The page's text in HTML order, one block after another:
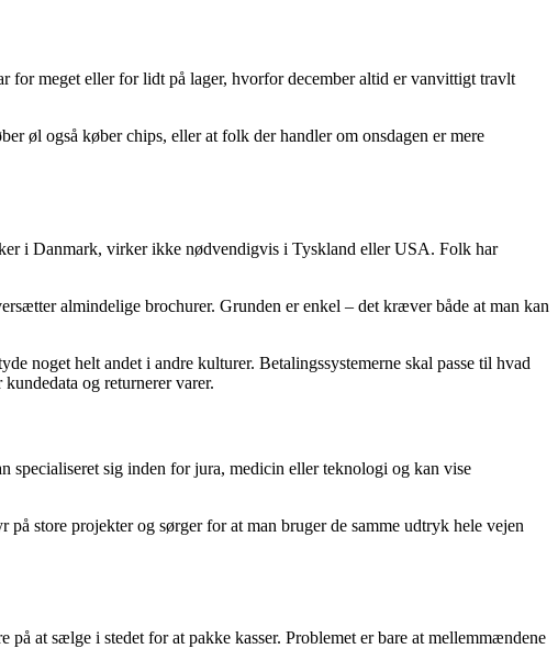
for meget eller for lidt på lager, hvorfor december altid er vanvittigt travlt
øl også køber chips, eller at folk der handler om onsdagen er mere
i Danmark, virker ikke nødvendigvis i Tyskland eller USA. Folk har
almindelige brochurer. Grunden er enkel – det kræver både at man kan
noget helt andet i andre kulturer. Betalingssystemerne skal passe til hvad
og returnerer varer.
specialiseret sig inden for jura, medicin eller teknologi og kan vise
store projekter og sørger for at man bruger de samme udtryk hele vejen
at sælge i stedet for at pakke kasser. Problemet er bare at mellemmændene